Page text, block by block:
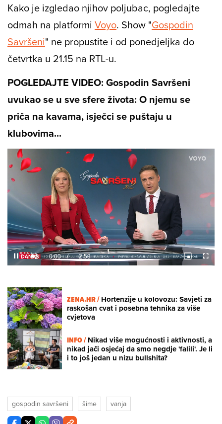
Kako je izgledao njihov poljubac, pogledajte
odmah na platformi Voyo. Show "Gospodin
Savršeni" ne propustite i od ponedjeljka do
četvrtka u 21.15 na RTL-u.
POGLEDAJTE VIDEO: Gospodin Savršeni
uvukao se u sve sfere života: O njemu se
priča na kavama, isječci se puštaju u
klubovima...
Unmute /
Loaded:
8.08%
ZENA.HR /Hortenzije u kolovozu: Savjeti za
raskošan cvat i posebna tehnika za više
cvjetova
INFO /Nikad više mogućnosti i aktivnosti, a
nikad jači osjećaj da smo negdje 'falili'. Je li
i to još jedan u nizu bullshita?
gospodin savršeni šime vanja